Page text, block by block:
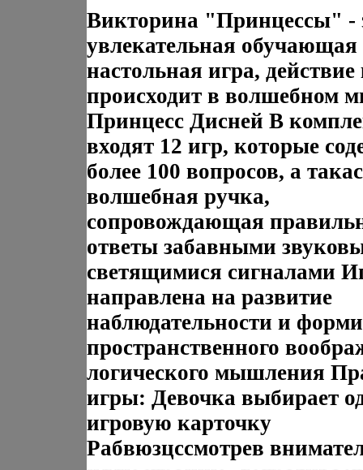
Викторина "Принцессы" -
увлекательная обучающая
настольная игра,
происходит в волшебном
Принцесс Дисней В
входят 12 игр, которые
более 100 вопросов, а
волшебная ручка,
сопровождающая
ответы забавными
светящимися сигналами
направлена на развитие
наблюдательности и
пространственного
логического мышления
игры: Девочка выбирает
игровую карточку
Рабвюзцссмотрев